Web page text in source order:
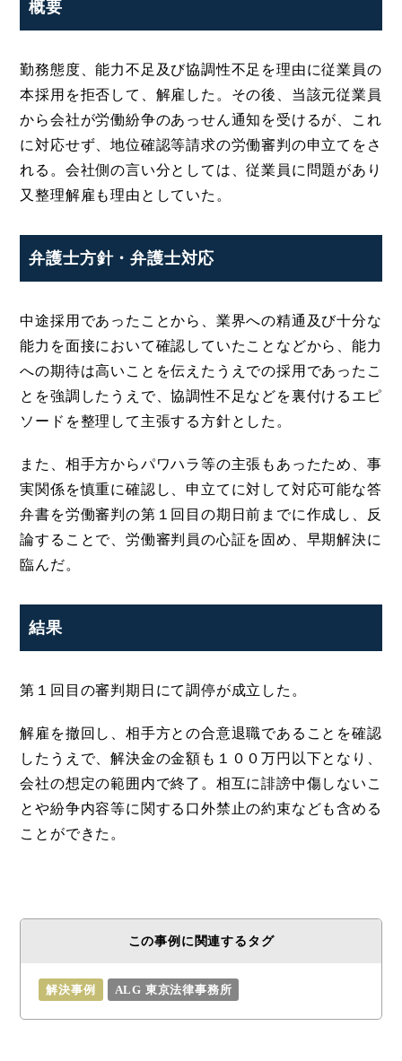
概要
勤務態度、能力不足及び協調性不足を理由に従業員の
本採用を拒否して、解雇した。その後、当該元従業員
から会社が労働紛争のあっせん通知を受けるが、これ
に対応せず、地位確認等請求の労働審判の申立てをさ
れる。会社側の言い分としては、従業員に問題があり
又整理解雇も理由としていた。
弁護士方針・弁護士対応
中途採用であったことから、業界への精通及び十分な
能力を面接において確認していたことなどから、能力
への期待は高いことを伝えたうえでの採用であったこ
とを強調したうえで、協調性不足などを裏付けるエピ
ソードを整理して主張する方針とした。
また、相手方からパワハラ等の主張もあったため、事
実関係を慎重に確認し、申立てに対して対応可能な答
弁書を労働審判の第１回目の期日前までに作成し、反
論することで、労働審判員の心証を固め、早期解決に
臨んだ。
結果
第１回目の審判期日にて調停が成立した。
解雇を撤回し、相手方との合意退職であることを確認
したうえで、解決金の金額も１００万円以下となり、
会社の想定の範囲内で終了。相互に誹謗中傷しないこ
とや紛争内容等に関する口外禁止の約束なども含める
ことができた。
この事例に関連するタグ
解決事例 ALG 東京法律事務所